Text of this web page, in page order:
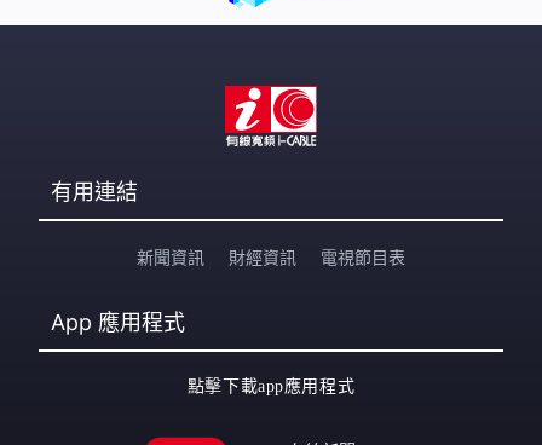
有用連結
新聞資訊 財經資訊 電視節目表
App 應用程式
點擊下載app應用程式